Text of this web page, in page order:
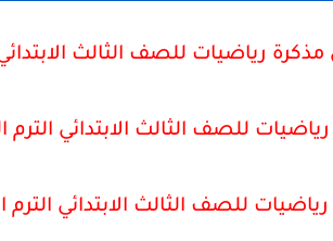
رياضيات للصف الثالث الابتدائي
للصف الثالث الابتدائي الترم
للصف الثالث الابتدائي الترم